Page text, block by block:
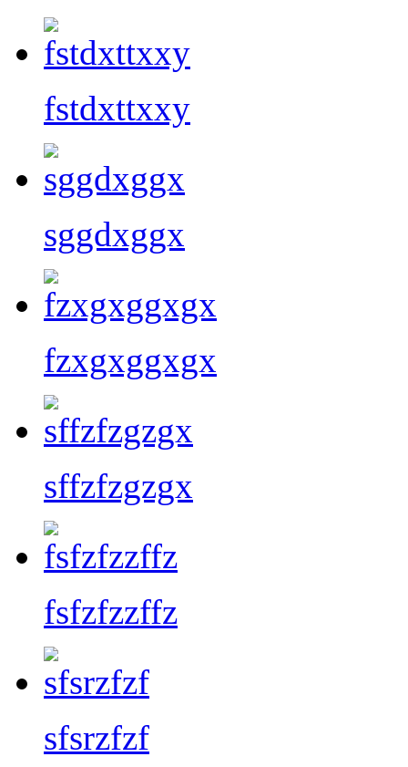
fstdxttxxy
sggdxggx
fzxgxggxgx
sffzfzgzgx
fsfzfzzffz
sfsrzfzf